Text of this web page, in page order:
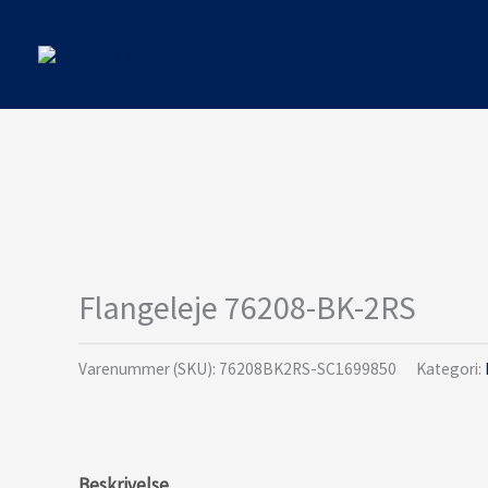
Flangeleje 76208-BK-2RS
Varenummer (SKU): 76208BK2RS-SC1699850 Kategori: